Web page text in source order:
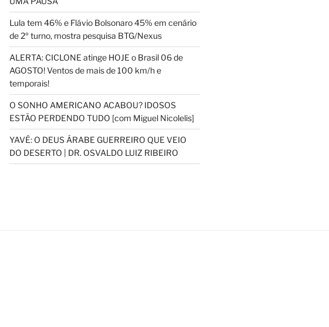
Lula tem 46% e Flávio Bolsonaro 45% em cenário
de 2º turno, mostra pesquisa BTG/Nexus
ALERTA: CICLONE atinge HOJE o Brasil 06 de
AGOSTO! Ventos de mais de 100 km/h e
temporais!
O SONHO AMERICANO ACABOU? IDOSOS
ESTÃO PERDENDO TUDO [com Miguel Nicolelis]
YAVÉ: O DEUS ÁRABE GUERREIRO QUE VEIO
DO DESERTO | DR. OSVALDO LUIZ RIBEIRO